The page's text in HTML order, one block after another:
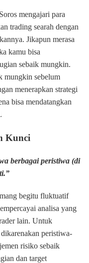
mengajari para
trading searah dengan
Jikapun merasa
kamu bisa
sebaik mungkin.
mungkin sebelum
menerapkan strategi
bisa mendatangkan
Kunci
berbagai peristiwa (di
begitu fluktuatif
analisa yang
lain. Untuk
peristiwa-
risiko sebaik
dan target